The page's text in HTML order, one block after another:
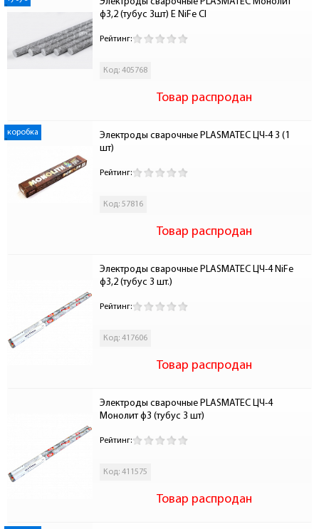
ф3,2 (тубус 3шт) E NiFe Cl
Рейтинг:
Код: 405768
Товар распродан
коробка
Электроды сварочные PLASMATEC ЦЧ-4 3 (1
шт)
Рейтинг:
Код: 57816
Товар распродан
Электроды сварочные PLASMATEC ЦЧ-4 NiFe
ф3,2 (тубус 3 шт.)
Рейтинг:
Код: 417606
Товар распродан
Электроды сварочные PLASMATEC ЦЧ-4
Монолит ф3 (тубус 3 шт)
Рейтинг:
Код: 411575
Товар распродан